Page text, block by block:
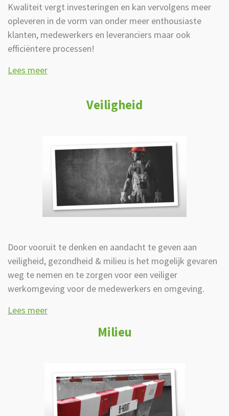
Kwaliteit vergt investeringen en kan vervolgens meer
opleveren in de vorm van onder meer enthousiaste
klanten, medewerkers en leveranciers maar ook
efficiëntere processen!
Lees meer
Veiligheid
Door vooruit te denken en aandacht te geven aan
veiligheid, gezondheid & milieu is het mogelijk gevaren
weg te nemen en te zorgen voor een veiliger
werkomgeving voor de medewerkers en omgeving.
Lees meer
Milieu